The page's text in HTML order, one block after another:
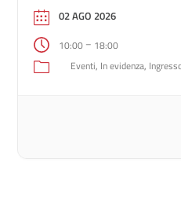
Sale Monumentali della
al Museo Archeologico
ultimo ingresso alle […]
02 AGO 2026
10:00 – 18:00
Eventi In evidenza